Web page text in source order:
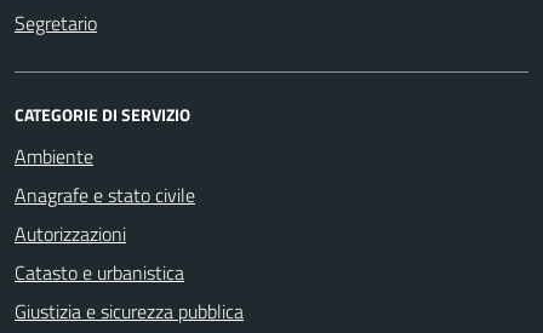
Segretario
CATEGORIE DI SERVIZIO
Ambiente
Anagrafe e stato civile
Autorizzazioni
Catasto e urbanistica
Giustizia e sicurezza pubblica